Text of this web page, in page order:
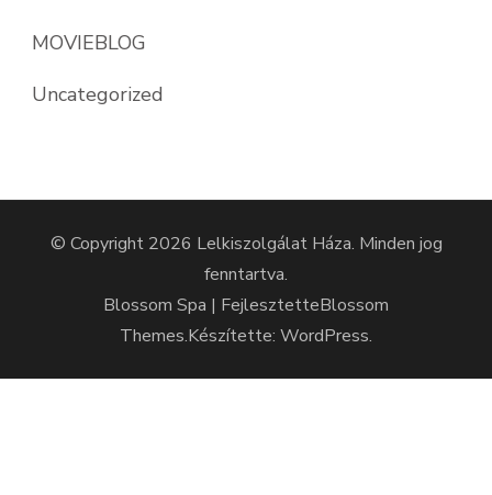
MOVIEBLOG
Uncategorized
© Copyright 2026 Lelkiszolgálat Háza. Minden jog
fenntartva.
Blossom Spa | FejlesztetteBlossom
Themes.Készítette: WordPress.